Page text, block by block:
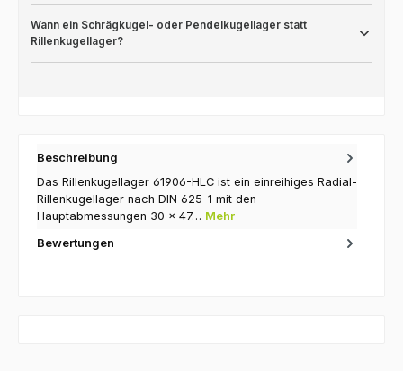
Wann ein Schrägkugel- oder Pendelkugellager statt
Rillenkugellager?
Beschreibung
Das Rillenkugellager 61906-HLC ist ein einreihiges Radial-
Rillenkugellager nach DIN 625-1 mit den
Hauptabmessungen 30 × 47… Mehr
Bewertungen